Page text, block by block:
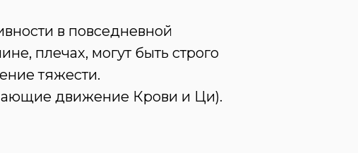
в повседневной
плечах, могут быть строго
тяжести.
движение Крови и Ци).